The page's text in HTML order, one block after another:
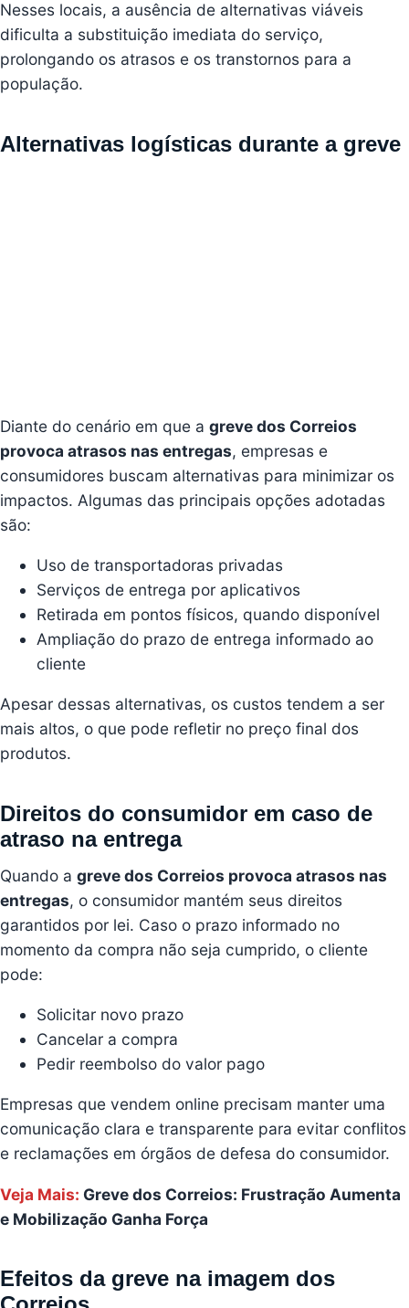
Nesses locais, a ausência de alternativas viáveis
dificulta a substituição imediata do serviço,
prolongando os atrasos e os transtornos para a
população.
Alternativas logísticas durante a greve
Diante do cenário em que a greve dos Correios
provoca atrasos nas entregas, empresas e
consumidores buscam alternativas para minimizar os
impactos. Algumas das principais opções adotadas
são:
Uso de transportadoras privadas
Serviços de entrega por aplicativos
Retirada em pontos físicos, quando disponível
Ampliação do prazo de entrega informado ao
cliente
Apesar dessas alternativas, os custos tendem a ser
mais altos, o que pode refletir no preço final dos
produtos.
Direitos do consumidor em caso de
atraso na entrega
Quando a greve dos Correios provoca atrasos nas
entregas, o consumidor mantém seus direitos
garantidos por lei. Caso o prazo informado no
momento da compra não seja cumprido, o cliente
pode:
Solicitar novo prazo
Cancelar a compra
Pedir reembolso do valor pago
Empresas que vendem online precisam manter uma
comunicação clara e transparente para evitar conflitos
e reclamações em órgãos de defesa do consumidor.
Veja Mais: Greve dos Correios: Frustração Aumenta
e Mobilização Ganha Força
Efeitos da greve na imagem dos